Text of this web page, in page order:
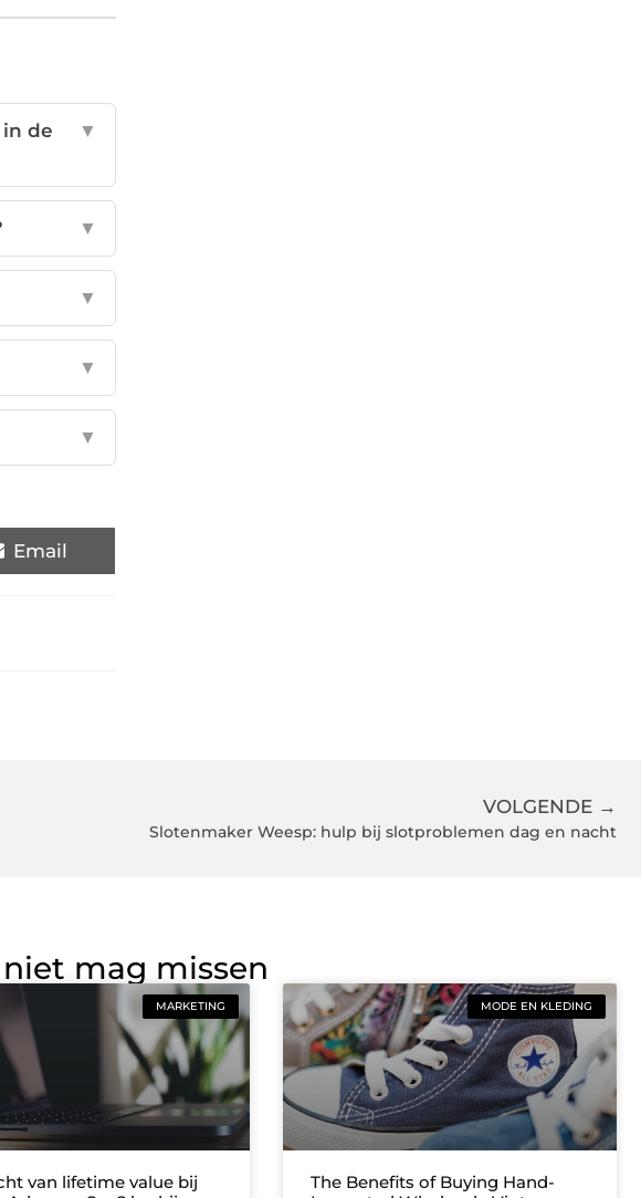
de
▼
▼
▼
▼
▼
Email
VOLGENDE →
Slotenmaker Weesp: hulp bij slotproblemen dag en nacht
mag missen
MARKETING
van lifetime value bij
MODE EN KLEDING
The Benefits of Buying Hand-